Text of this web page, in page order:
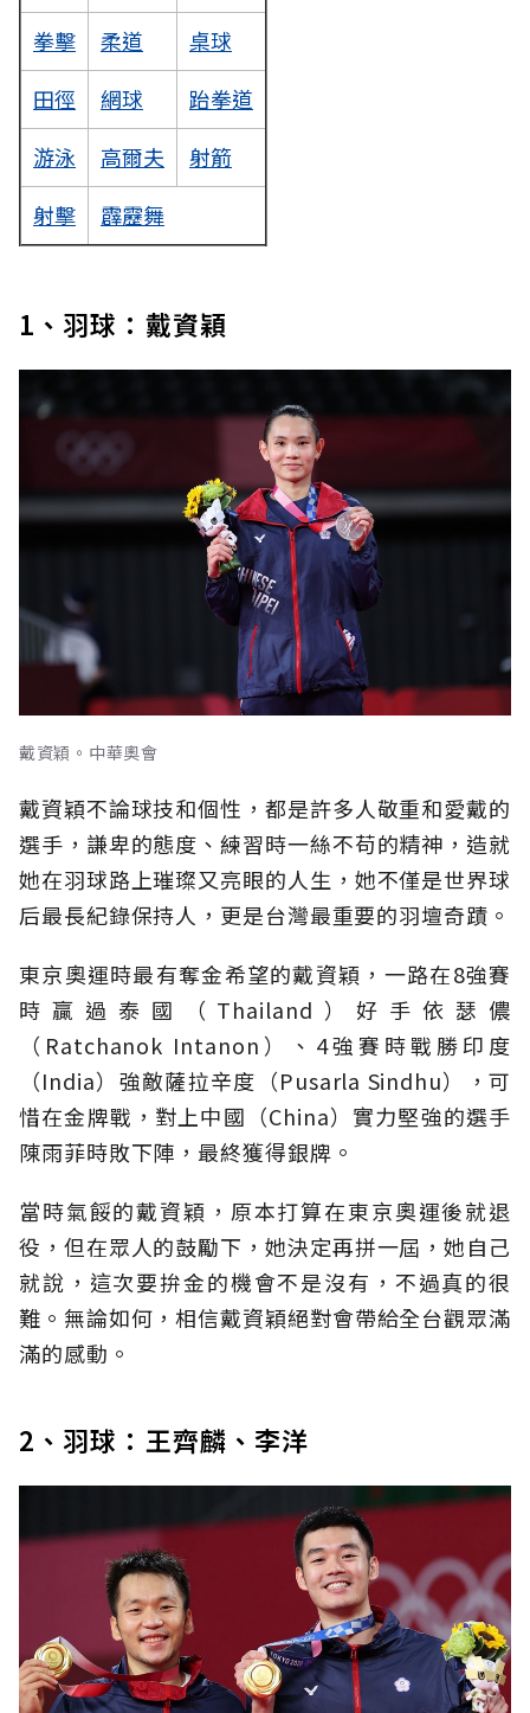
拳擊
柔道
桌球
田徑
網球
跆拳道
游泳
高爾夫
射箭
射擊
霹靂舞
1、羽球：戴資穎
戴資穎。中華奧會
戴資穎不論球技和個性，都是許多人敬重和愛戴的
選手，謙卑的態度、練習時一絲不苟的精神，造就
她在羽球路上璀璨又亮眼的人生，她不僅是世界球
后最長紀錄保持人，更是台灣最重要的羽壇奇蹟。
東京奧運時最有奪金希望的戴資穎，一路在8強賽
時贏過泰國（Thailand）好手依瑟儂
（Ratchanok Intanon）、4強賽時戰勝印度
（India）強敵薩拉辛度（Pusarla Sindhu），可
惜在金牌戰，對上中國（China）實力堅強的選手
陳雨菲時敗下陣，最終獲得銀牌。
當時氣餒的戴資穎，原本打算在東京奧運後就退
役，但在眾人的鼓勵下，她決定再拼一屆，她自己
就說，這次要拚金的機會不是沒有，不過真的很
難。無論如何，相信戴資穎絕對會帶給全台觀眾滿
滿的感動。
2、羽球：王齊麟、李洋